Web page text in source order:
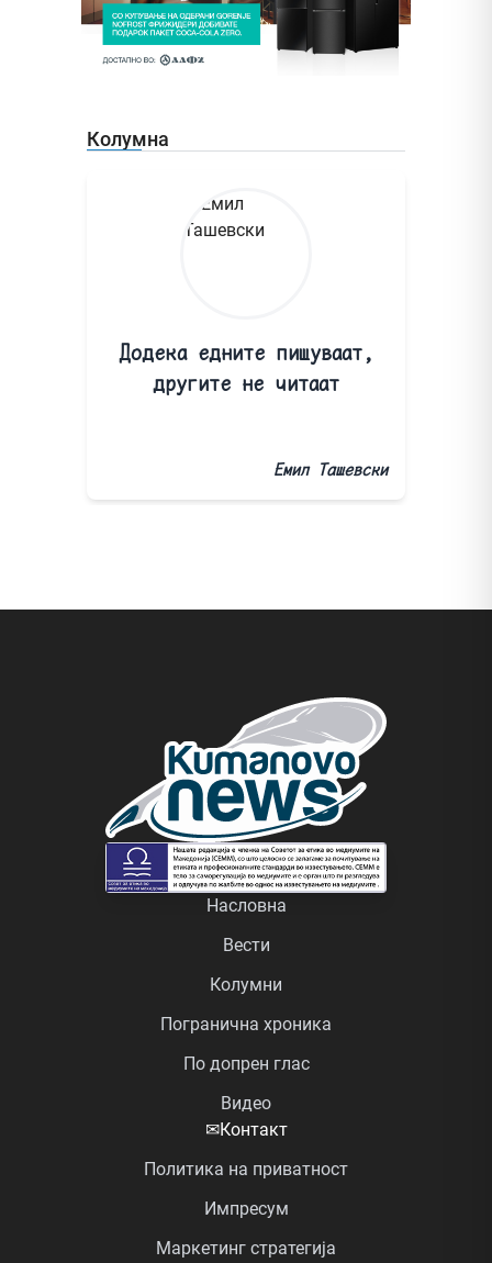
Колумна
Додека едните пишуваат,
другите не читаат
Емил Ташевски
Насловна
Вести
Колумни
Погранична хроника
По допрен глас
Видео
✉Контакт
Политика на приватност
Импресум
Маркетинг стратегија